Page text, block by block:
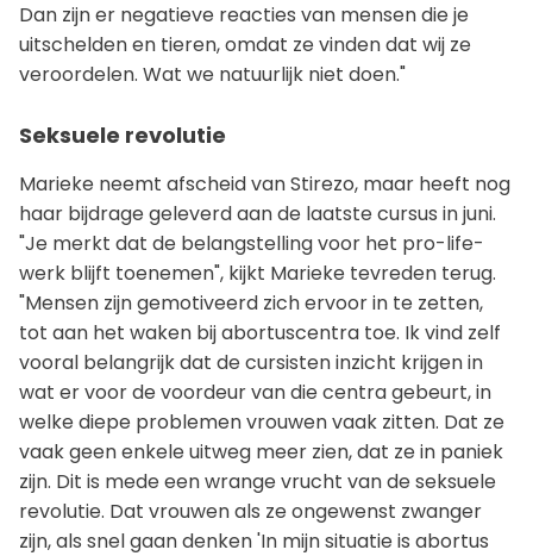
Dan zijn er negatieve reacties van mensen die je
uitschelden en tieren, omdat ze vinden dat wij ze
veroordelen. Wat we natuurlijk niet doen."
Seksuele revolutie
Marieke neemt afscheid van Stirezo, maar heeft nog
haar bijdrage geleverd aan de laatste cursus in juni.
"Je merkt dat de belangstelling voor het pro-life-
werk blijft toenemen", kijkt Marieke tevreden terug.
"Mensen zijn gemotiveerd zich ervoor in te zetten,
tot aan het waken bij abortuscentra toe. Ik vind zelf
vooral belangrijk dat de cursisten inzicht krijgen in
wat er voor de voordeur van die centra gebeurt, in
welke diepe problemen vrouwen vaak zitten. Dat ze
vaak geen enkele uitweg meer zien, dat ze in paniek
zijn. Dit is mede een wrange vrucht van de seksuele
revolutie. Dat vrouwen als ze ongewenst zwanger
zijn, als snel gaan denken 'In mijn situatie is abortus